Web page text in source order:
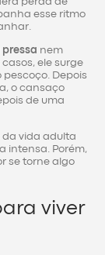
esse ritmo
nem
ele surge
Depois
o cansaço
de uma
da vida adulta
intensa. Porém,
se torne algo
viver